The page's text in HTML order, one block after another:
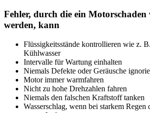
Fehler, durch die ein Motorschaden
werden, kann
Flüssigkeitsstände kontrollieren wie z.
Kühlwasser
Intervalle für Wartung einhalten
Niemals Defekte oder Geräusche
Motor immer warmfahren
Nicht zu hohe Drehzahlen fahren
Niemals den falschen Kraftstoff tanken
Wasserschlag, wenn bei starkem Regen